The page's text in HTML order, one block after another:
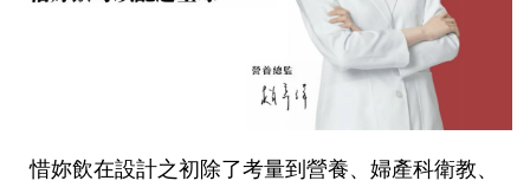
惜妳飲在設計之初除了考量到營養、婦產科衛教、